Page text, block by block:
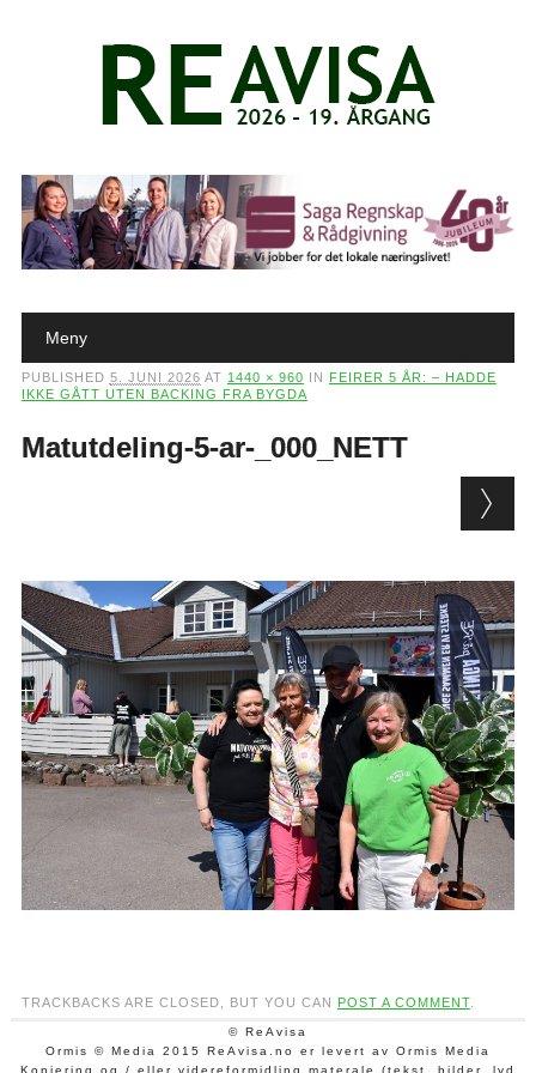
Main menu
Meny
PUBLISHED 5. JUNI 2026 AT 1440 × 960 IN
FEIRER 5 ÅR: – HADDE
IKKE GÅTT UTEN BACKING FRA BYGDA
Matutdeling-5-ar-_000_NETT
TRACKBACKS ARE CLOSED, BUT YOU CAN POST A COMMENT.
© ReAvisa
Ormis © Media 2015 ReAvisa.no er levert av Ormis Media
Kopiering og / eller videreformidling materale (tekst, bilder, lyd